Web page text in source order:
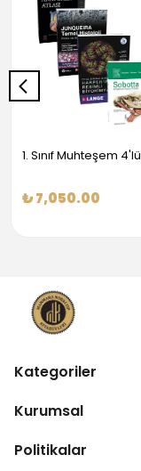
1. Sınıf Muhteşem 4'lü
₺ 7,050.00
Kategoriler
Kurumsal
Politikalar